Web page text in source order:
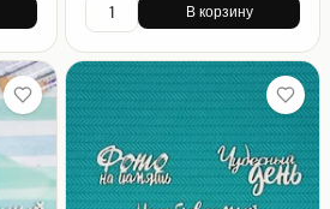
В корзину